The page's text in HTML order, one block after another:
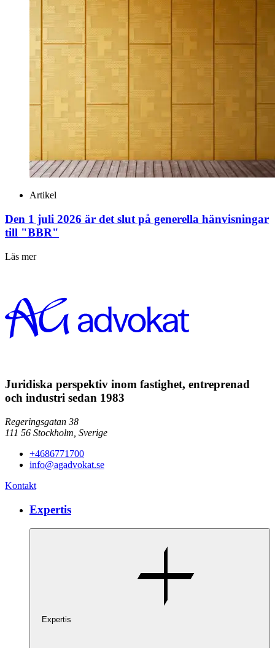
Artikel
Den 1 juli 2026 är det slut på generella hänvisningar
till "BBR"
Läs mer
Juridiska perspektiv inom fastighet, entreprenad
och industri sedan 1983
Regeringsgatan 38
111 56 Stockholm, Sverige
+4686771700
info@agadvokat.se
Kontakt
Expertis
Expertis